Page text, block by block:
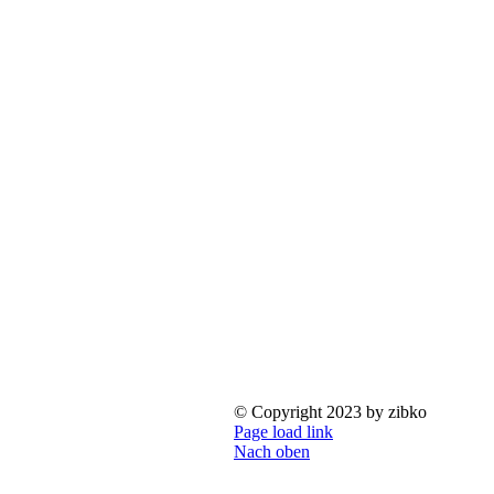
© Copyright 2023 by zibko
Page load link
Nach oben